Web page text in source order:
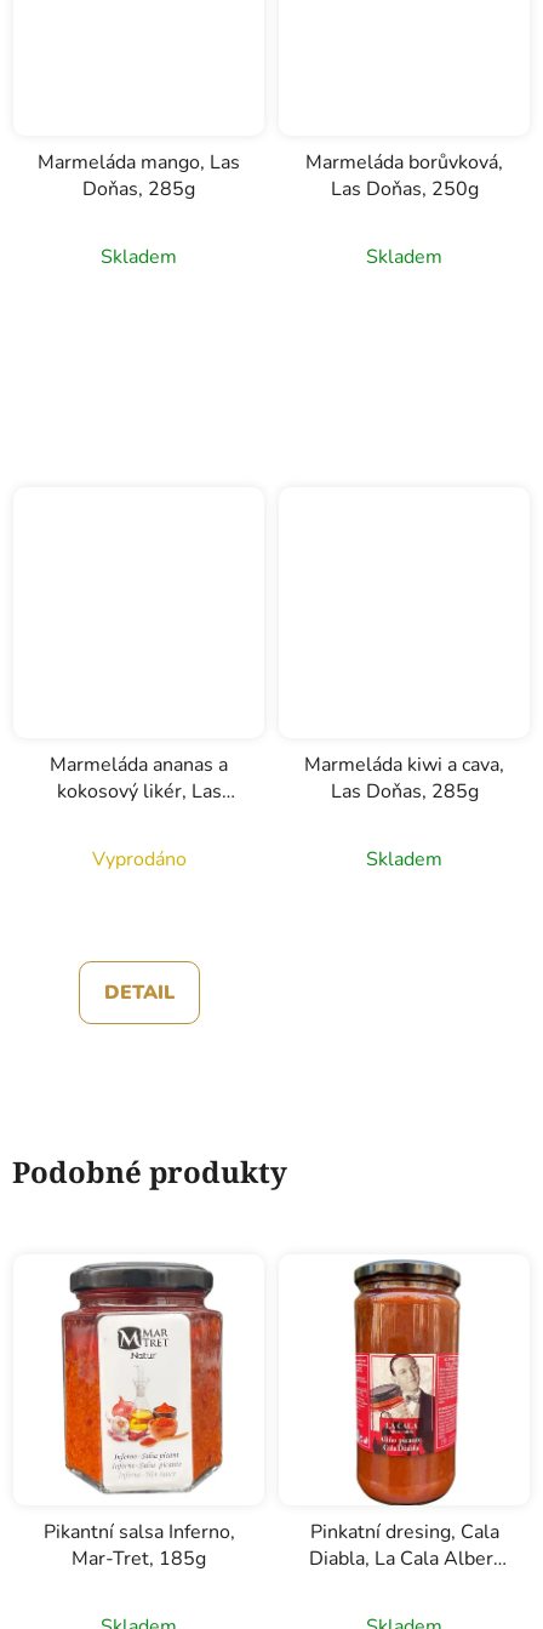
Marmeláda mango, Las
Doňas, 285g
Skladem
Marmeláda borůvková,
Las Doňas, 250g
Skladem
Marmeláda ananas a
kokosový likér, Las
Vyprodáno
DETAIL
Marmeláda kiwi a cava,
Las Doňas, 285g
Skladem
Podobné produkty
Pikantní salsa Inferno,
Mar-Tret, 185g
Pinkatní dresing, Cala
Diabla, La Cala Albert